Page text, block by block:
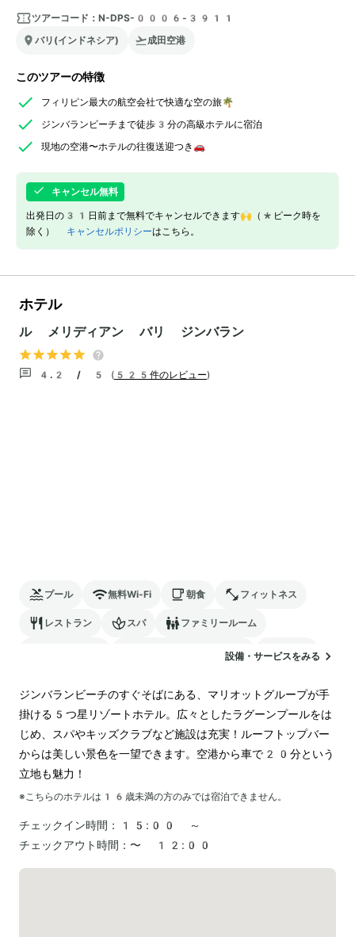
ツアーコード： N-DPS-0006-3911
バリ(インドネシア)
成田空港
このツアーの特徴
フィリピン最大の航空会社で快適な空の旅🌴
ジンバランビーチまで徒歩3分の高級ホテルに宿泊
現地の空港〜ホテルの往復送迎つき🚗
キャンセル無料
出発日の31日前まで無料でキャンセルできます🙌（*ピーク時を
除く） キャンセルポリシーはこちら。
ホテル
ル メリディアン バリ ジンバラン
4.2 / 5 ( 525件のレビュー)
プール 無料Wi-Fi 朝食 フィットネス
レストラン スパ ファミリールーム
24時間対応のフロント 駐車場
設備・サービスをみる
ジンバランビーチのすぐそばにある、マリオットグループが手
掛ける5つ星リゾートホテル。広々としたラグーンプールをは
じめ、スパやキッズクラブなど施設は充実！ルーフトップバー
からは美しい景色を一望できます。空港から車で20分という
立地も魅力！
※こちらのホテルは 16 歳未満の方のみでは宿泊できません。
チェックイン時間：
15:00 ～
チェックアウト時間： 〜 12:00